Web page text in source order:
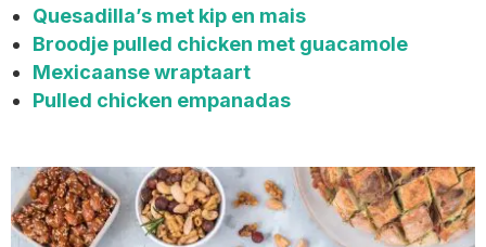
Quesadilla’s met kip en mais
Broodje pulled chicken met guacamole
Mexicaanse wraptaart
Pulled chicken empanadas